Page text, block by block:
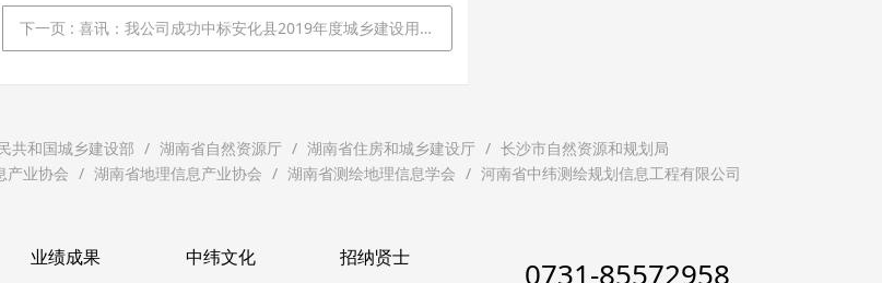
下一页 : 喜讯：我公司成功中标安化县2019年度城乡建设用地增减挂钩项目（三标）设计
共和国城乡建设部 湖南省自然资源厅 湖南省住房和城乡建设厅
长沙市自然资源和规划局
产业协会 湖南省地理信息产业协会 湖南省测绘地理信息学会 河南省中纬测绘规划信息工程有限公司
业绩成果 中纬文化 招纳贤士 0731-85572958